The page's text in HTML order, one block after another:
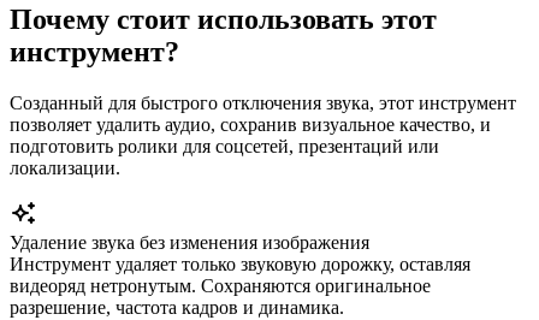
Почему стоит использовать этот
инструмент?
Созданный для быстрого отключения звука, этот инструмент
позволяет удалить аудио, сохранив визуальное качество, и
подготовить ролики для соцсетей, презентаций или
локализации.
Удаление звука без изменения изображения
Инструмент удаляет только звуковую дорожку, оставляя
видеоряд нетронутым. Сохраняются оригинальное
разрешение, частота кадров и динамика.